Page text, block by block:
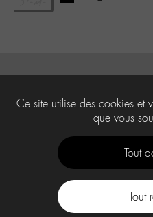
Ce site utilise des cookies et
que vous
Tout
Tout